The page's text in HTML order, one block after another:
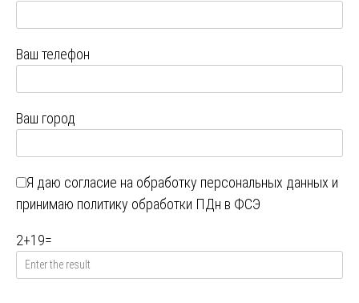
Ваш телефон
Ваш город
Я даю согласие на обработку персональных данных и
принимаю политику обработки ПДн в ФСЭ
2+19=